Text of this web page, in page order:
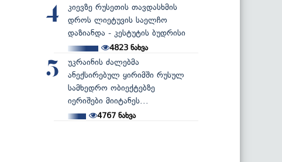
4
კიევზე რუსეთის თავდასხმის
დროს ლიეტუვის საელჩო
დაზიანდა - კესტუტის ბუდრისი
4823ნახვა
5
უკრაინის ძალებმა
ანექსირებულ ყირიმში რუსულ
სამხედრო ობიექტებზე
იერიშები მიიტანეს...
4767 ნახვა